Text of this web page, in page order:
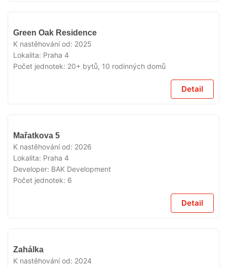
Green Oak Residence
K nastěhování od: 2025
Lokalita: Praha 4
Počet jednotek: 20+ bytů, 10 rodinných domů
Detail
Mařatkova 5
K nastěhování od: 2026
Lokalita: Praha 4
Developer: BAK Development
Počet jednotek: 6
Detail
Zahálka
K nastěhování od: 2024